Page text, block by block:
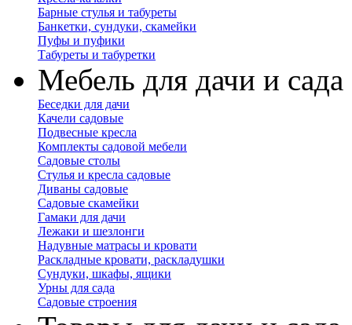
Барные стулья и табуреты
Банкетки, сундуки, скамейки
Пуфы и пуфики
Табуреты и табуретки
Мебель для дачи и сада
Беседки для дачи
Качели садовые
Подвесные кресла
Комплекты садовой мебели
Садовые столы
Стулья и кресла садовые
Диваны садовые
Садовые скамейки
Гамаки для дачи
Лежаки и шезлонги
Надувные матрасы и кровати
Раскладные кровати, раскладушки
Сундуки, шкафы, ящики
Урны для сада
Садовые строения